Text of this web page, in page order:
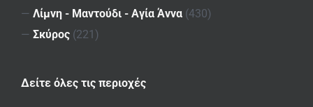
— Λίμνη - Μαντούδι - Αγία Άννα (430)
— Σκύρος (221)
Δείτε όλες τις περιοχές